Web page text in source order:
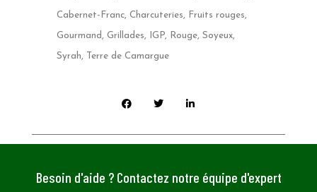
Cabernet-Franc, Charcuteries, Fruits rouges,
Gourmand , Grillades, IGP, Rouge, Soyeux,
Syrah, Terre de Camargue
Besoin d'aide ? Contactez notre équipe d'expert